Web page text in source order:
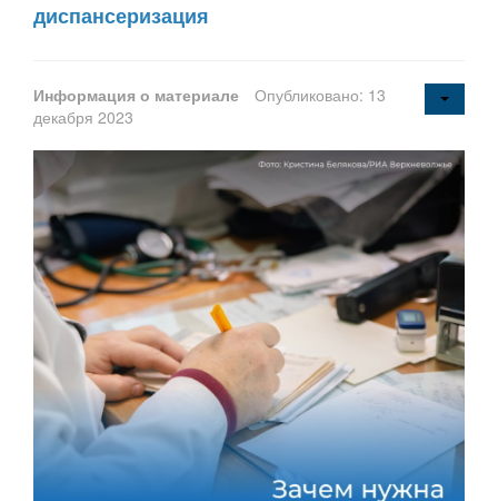
диспансеризация
Информация о материале
Опубликовано: 13
декабря 2023